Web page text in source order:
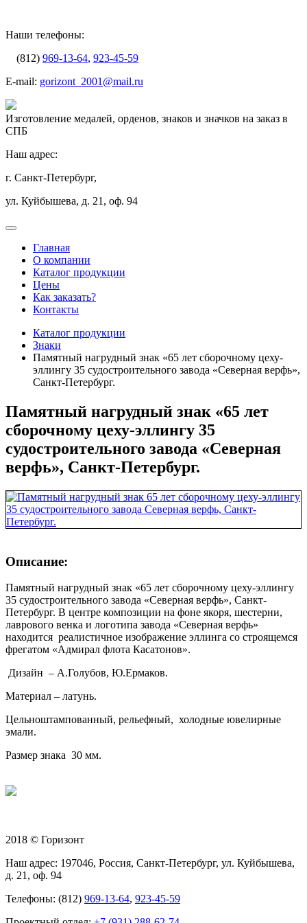
Наши телефоны:
(812) 969-13-64, 923-45-59
E-mail: gorizont_2001@mail.ru
Изготовление медалей, орденов, знаков и значков на заказ в
СПБ
Наш адрес:
г. Санкт-Петербург,
ул. Куйбышева, д. 21, оф. 94
Главная
О компании
Каталог продукции
Цены
Как заказать?
Контакты
Каталог продукции
Знаки
Памятный нагрудный знак «65 лет сборочному цеху-
эллингу 35 судостроительного завода «Северная верфь»,
Санкт-Петербург.
Памятный нагрудный знак «65 лет
сборочному цеху-эллингу 35
судостроительного завода «Северная
верфь», Санкт-Петербург.
Описание:
Памятный нагрудный знак «65 лет сборочному цеху-эллингу
35 судостроительного завода «Северная верфь», Санкт-
Петербург. В центре композиции на фоне якоря, шестерни,
лаврового венка и логотипа завода «Северная верфь»
находится реалистичное изображение эллинга со строящемся
фрегатом «Адмирал флота Касатонов».
Дизайн – А.Голубов, Ю.Ермаков.
Материал – латунь.
Цельноштампованный, рельефный, холодные ювелирные
эмали.
Размер знака 30 мм.
2018 © Горизонт
Наш адрес: 197046, Россия, Санкт-Петербург, ул. Куйбышева,
д. 21, оф. 94
Телефоны: (812) 969-13-64, 923-45-59